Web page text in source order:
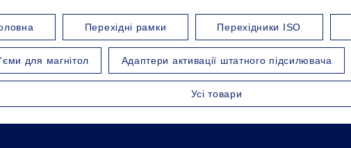
Перехідні рамки Перехідники ISO
для магнітол Адаптери активації штатного підсилювача
Усі товари